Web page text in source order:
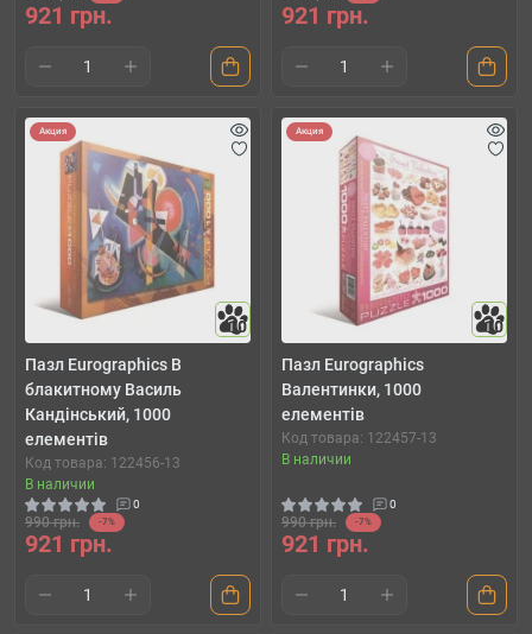
921 грн. 921 грн.
Акция
10
Пазл Eurographics В
блакитному Василь
Кандінський, 1000
елементів
Код товара: 122456-13
В наличии
0
990 грн. -7%
921 грн.
Акция
10
Пазл Eurographics
Валентинки, 1000
елементів
Код товара: 122457-13
В наличии
0
990 грн. -7%
921 грн.